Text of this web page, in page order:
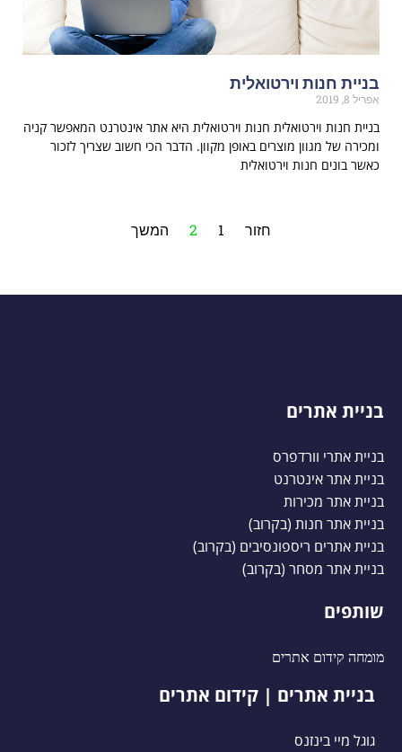
בניית חנות וירטואלית
אפריל 8, 2019
בניית חנות וירטואלית חנות וירטואלית היא אתר אינטרנט המאפשר קניה
ומכירה של מגוון מוצרים באופן מקוון. הדבר הכי חשוב שצריך לזכור
כאשר בונים חנות וירטואלית
חזור 1
2 המשך
בניית אתרים
בניית אתרי וורדפרס
בניית אתר אינטרנט
בניית אתר מכירות
בניית אתר חנות (בקרוב)
בניית אתרים ריספונסיבים (בקרוב)
בניית אתר מסחר (בקרוב)
שותפים
מומחה קידום אתרים
בניית אתרים | קידום אתרים
גוגל מיי בינזנס